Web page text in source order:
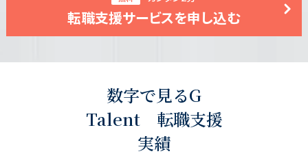
転職支援サービスを申し込む
数字で見るG
Talent 転職支援
実績